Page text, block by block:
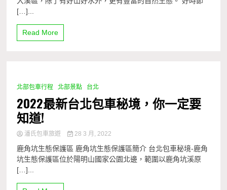
[…]...
Read More
1 Minute
北部包車行程 北部景點 台北
2022最新台北包車秘境，你一定要
知道!
潘氏包車旅遊 28 3 月, 2022
鹿角坑生態保護區 鹿角坑生態保護區簡介 台北包車秘境-鹿角
坑生態保護區位於陽明山國家公園北邊，範圍以鹿角坑溪原
[…]...